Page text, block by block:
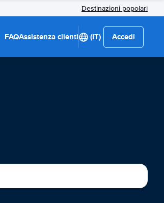
Destinazioni popolari
FAQAssistenza clienti (IT) Accedi